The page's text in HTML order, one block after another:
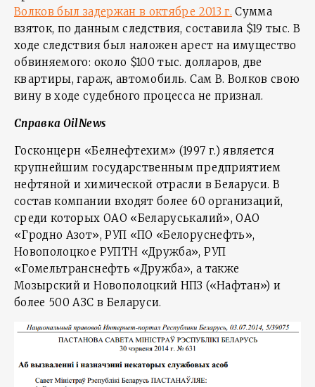
Волков был задержан в октябре 2013 г. Сумма
взяток, по данным следствия, составила $19 тыс. В
ходе следствия был наложен арест на имущество
обвиняемого: около $100 тыс. долларов, две
квартиры, гараж, автомобиль. Сам В. Волков свою
вину в ходе судебного процесса не признал.
Справка OilNews
Госконцерн «Белнефтехим» (1997 г.) является
крупнейшим государственным предприятием
нефтяной и химической отрасли в Беларуси. В
состав компании входят более 60 организаций,
среди которых ОАО «Беларуськалий», ОАО
«Гродно Азот», РУП «ПО «Белоруснефть»,
Новополоцкое РУПТН «Дружба», РУП
«Гомельтранснефть «Дружба», а также
Мозырский и Новополоцкий НПЗ («Нафтан») и
более 500 АЗС в Беларуси.